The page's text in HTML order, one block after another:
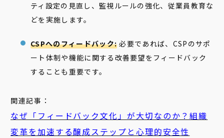
ティ設定の見直し、監視ルールの強化、従業員教育な
どを実施します。
CSPへのフィードバック: 必要であれば、CSPのサポ
ート体制や機能に関する改善要望をフィードバック
することも重要です。
関連記事：
なぜ「フィードバック文化」が大切なのか？組織
変革を加速する醸成ステップと心理的安全性